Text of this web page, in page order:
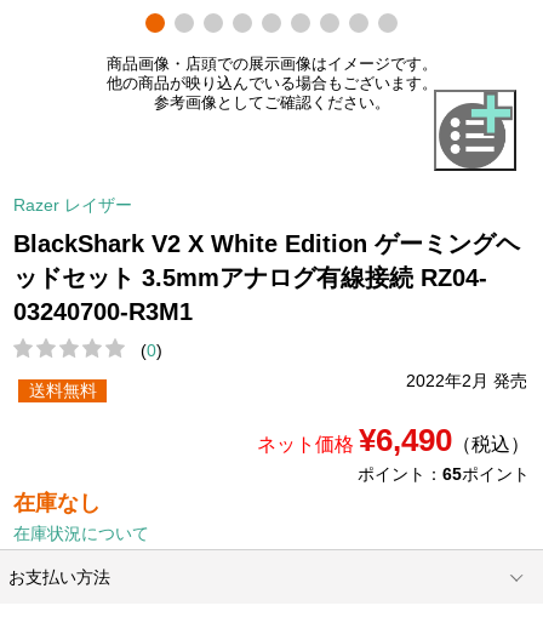
商品画像・店頭での展示画像はイメージです。
他の商品が映り込んでいる場合もございます。
参考画像としてご確認ください。
Razer レイザー
BlackShark V2 X White Edition ゲーミングヘ
ッドセット 3.5mmアナログ有線接続 RZ04-
03240700-R3M1
(0)
2022年2月 発売
送料無料
ネット価格 ¥6,490（税込）
ポイント： 65ポイント
在庫なし
在庫状況について
お支払い方法